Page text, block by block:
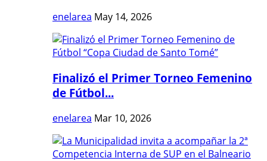
enelarea May 14, 2026
Finalizó el Primer Torneo Femenino
de Fútbol...
enelarea Mar 10, 2026